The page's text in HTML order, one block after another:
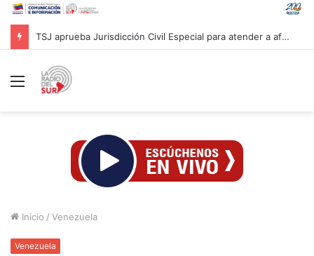
TSJ aprueba Jurisdicción Civil Especial para atender a afectados por sismos en Venezuela
Menú
Inicio / Venezuela
Venezuela